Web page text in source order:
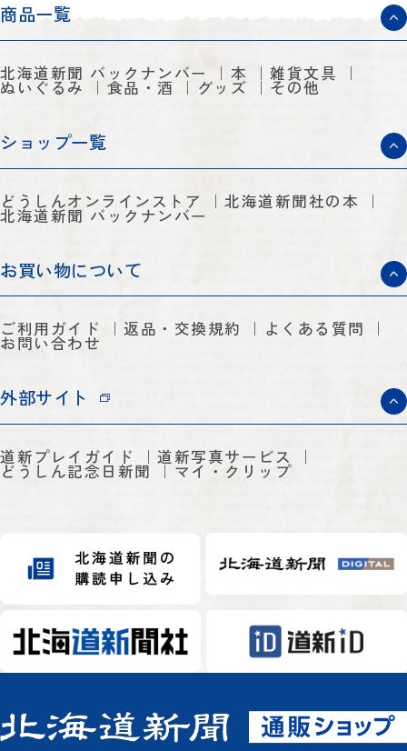
商品一覧
北海道新聞 バックナンバー 本 雑貨文具
ぬいぐるみ 食品・酒 グッズ その他
ショップ一覧
どうしんオンラインストア 北海道新聞社の本
北海道新聞 バックナンバー
お買い物について
ご利用ガイド 返品・交換規約 よくある質問
お問い合わせ
外部サイト
道新プレイガイド 道新写真サービス
どうしん記念日新聞 マイ・クリップ